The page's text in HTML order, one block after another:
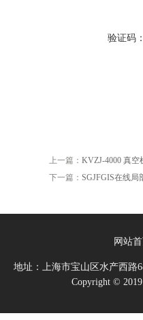
验证码
上一篇： KVZJ-4000 真空
下一篇： SGJFGIS在线局
网站
地址：上海市宝山区水产西路
Copyright ©